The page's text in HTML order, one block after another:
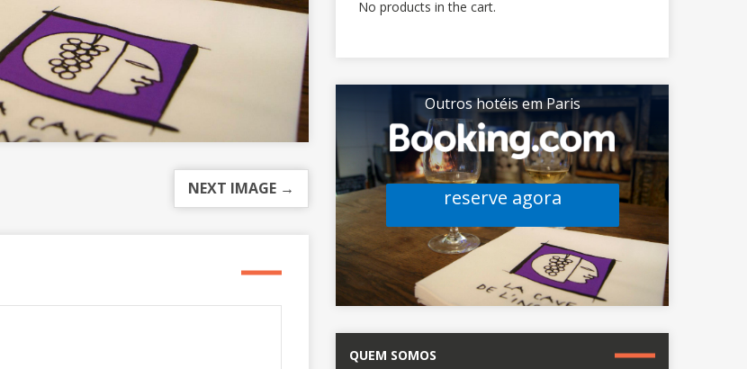
NEXT IMAGE →
No products in the cart.
Outros hotéis em Paris
reserve agora
QUEM SOMOS